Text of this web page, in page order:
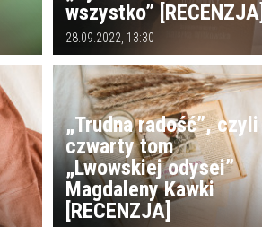
wszystko” [RECENZJA]
28.09.2022, 13:30
„Trudna radość”, czyli
czwarty tom
„Lwowskiej odysei”
Magdaleny Kawki
[RECENZJA]